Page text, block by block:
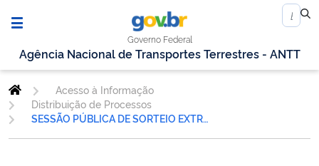
Governo Federal
Agência Nacional de Transportes Terrestres - ANTT
Acesso à Informação
Distribuição de Processos
SESSÃO PÚBLICA DE SORTEIO EXTRAORDINÁRIO - 13/06/2019